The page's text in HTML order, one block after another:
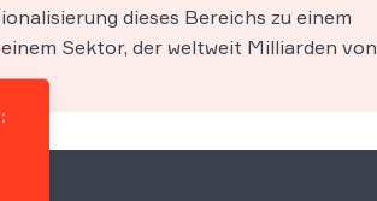
dieses Bereichs zu einem
Sektor, der weltweit Milliarden von